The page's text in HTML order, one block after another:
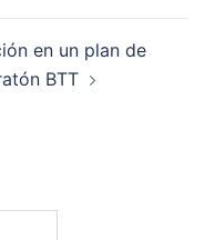
en un plan de
BTT